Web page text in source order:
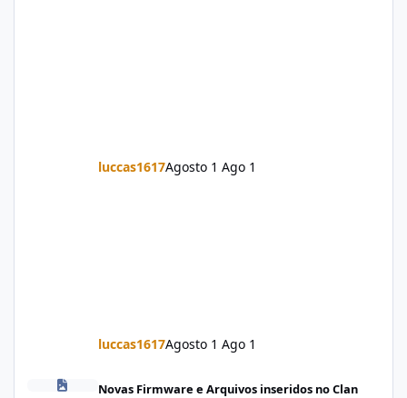
luccas1617Agosto 1 Ago 1
luccas1617Agosto 1 Ago 1
Novas Firmware e Arquivos inseridos no Clan